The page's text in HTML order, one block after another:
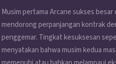
Musim pertama Arcane sukses
mendorong perpanjangan kontrak
penggemar. Tingkat kesuksesan
menyatakan bahwa musim kedua